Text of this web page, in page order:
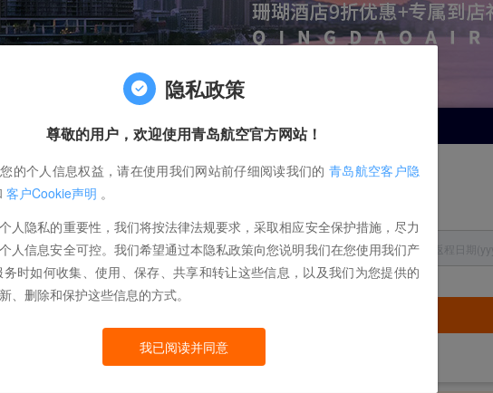
值机办理 航班动态
乘客
伤残警察
检服务项目延期变更公告
服务项目三次招标公告
隐私政策
尊敬的用户，欢迎使用青岛航空官方网站！
的个人信息权益，请在使用我们网站前仔细阅读我们的 青岛航空客户隐
客户Cookie声明 。
人隐私的重要性，我们将按法律法规要求，采取相应安全保护措施，尽力
人信息安全可控。我们希望通过本隐私政策向您说明我们在您使用我们产
时如何收集、使用、保存、共享和转让这些信息，以及我们为您提供的
、删除和保护这些信息的方式。
我已阅读并同意